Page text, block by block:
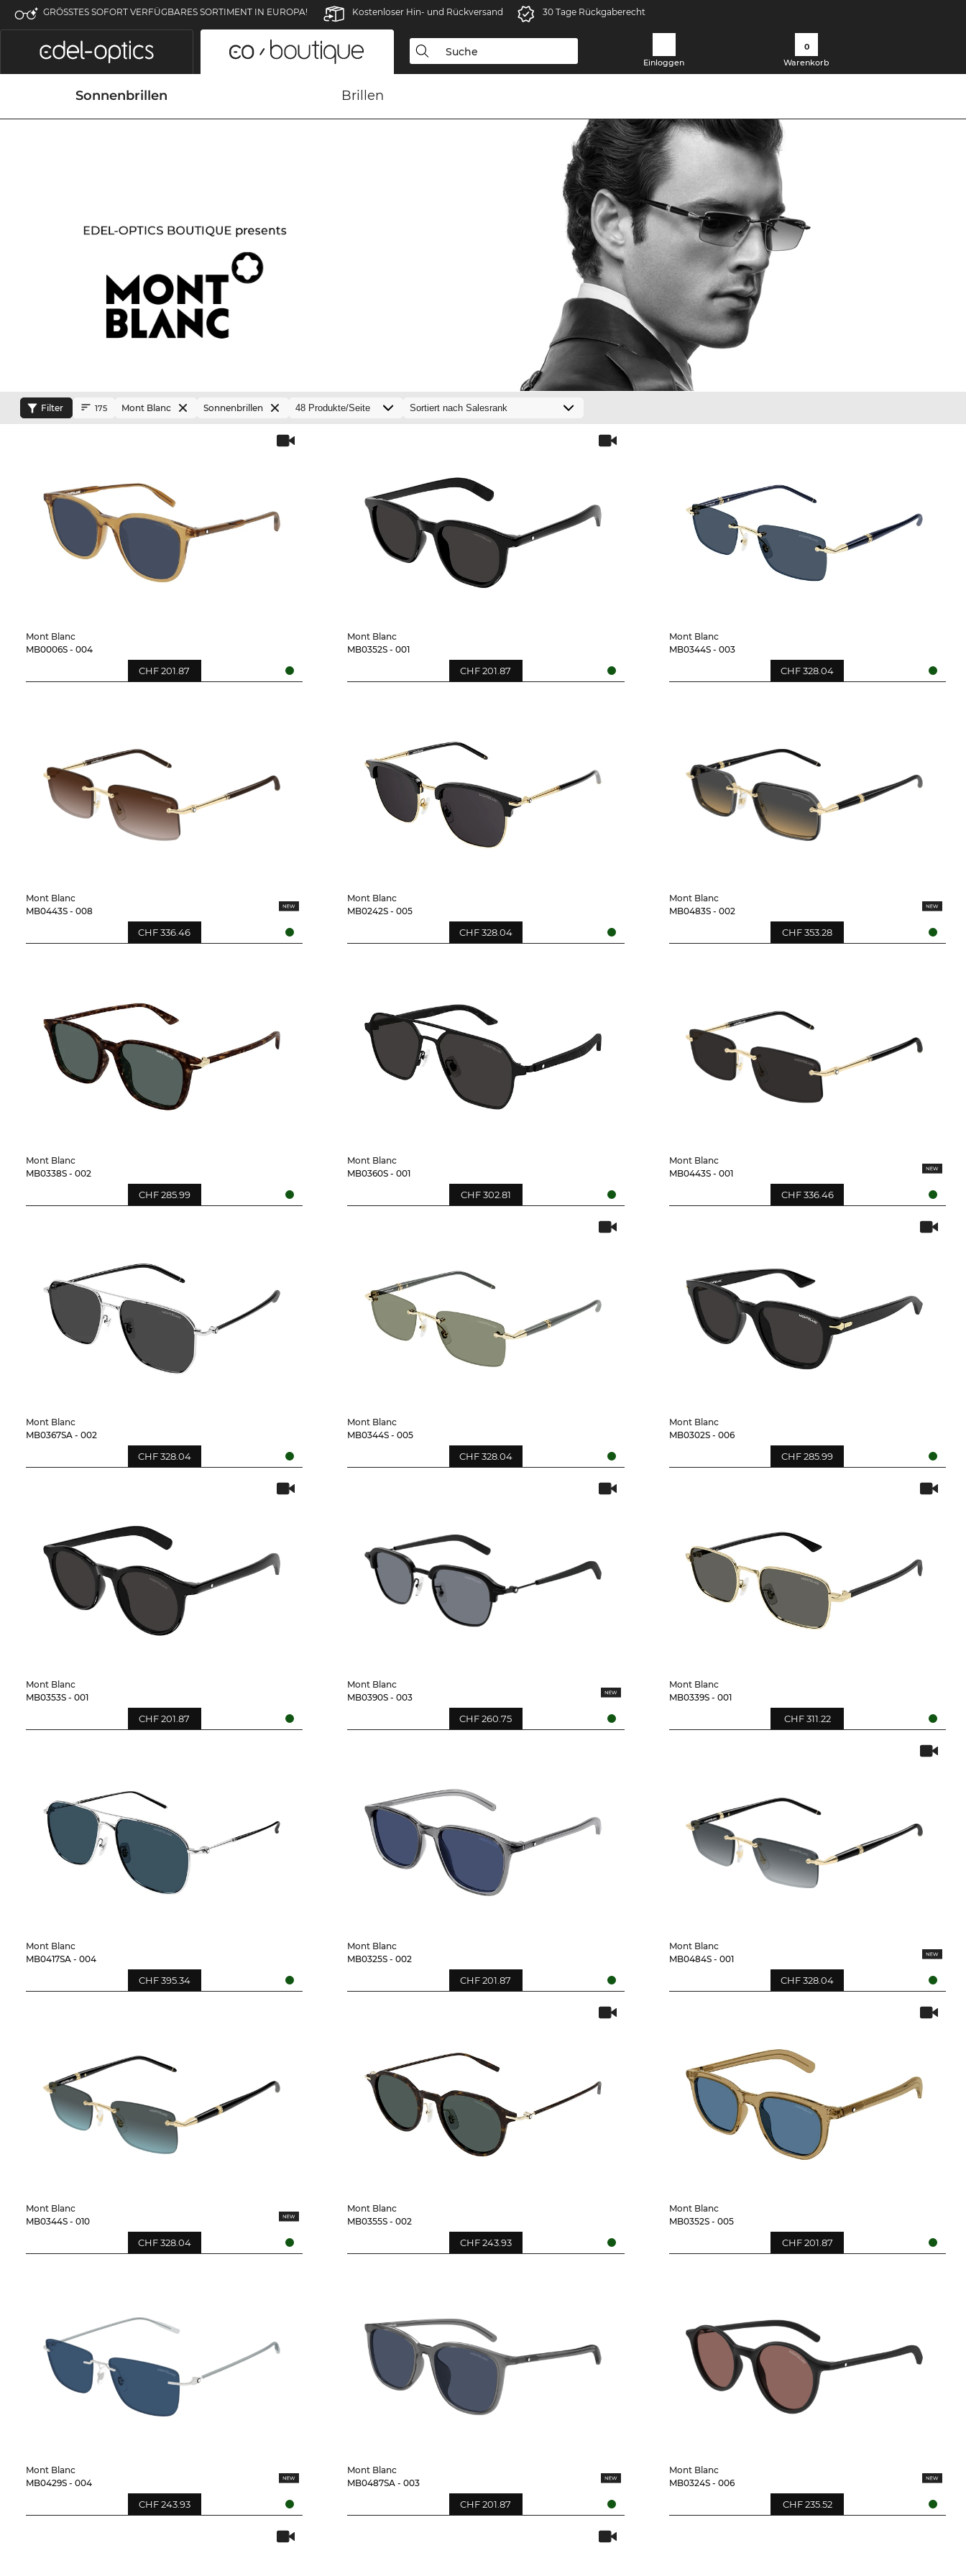
GRÖSSTES SOFORT VERFÜGBARES SORTIMENT IN EUROPA! Kostenloser Hin- und Rückversand 30 Tage Rückgaberecht
Einloggen
0
Warenkorb
Sonnenbrillen Brillen
Filter 175 Mont Blanc Sonnenbrillen
Mont Blanc
MB0006S - 004
CHF 201.87
Mont Blanc
MB0352S - 001
CHF 201.87
Mont Blanc
MB0344S - 003
CHF 328.04
Mont Blanc
MB0443S - 008
CHF 336.46
Mont Blanc
MB0242S - 005
CHF 328.04
Mont Blanc
MB0483S - 002
CHF 353.28
Mont Blanc
MB0338S - 002
CHF 285.99
Mont Blanc
MB0360S - 001
CHF 302.81
Mont Blanc
MB0443S - 001
CHF 336.46
Mont Blanc
MB0367SA - 002
CHF 328.04
Mont Blanc
MB0344S - 005
CHF 328.04
Mont Blanc
MB0302S - 006
CHF 285.99
Mont Blanc
MB0353S - 001
CHF 201.87
Mont Blanc
MB0390S - 003
CHF 260.75
Mont Blanc
MB0339S - 001
CHF 311.22
Mont Blanc
MB0417SA - 004
CHF 395.34
Mont Blanc
MB0325S - 002
CHF 201.87
Mont Blanc
MB0484S - 001
CHF 328.04
Mont Blanc
MB0344S - 010
CHF 328.04
Mont Blanc
MB0355S - 002
CHF 243.93
Mont Blanc
MB0352S - 005
CHF 201.87
Mont Blanc
MB0429S - 004
CHF 243.93
Mont Blanc
MB0487SA - 003
CHF 201.87
Mont Blanc
MB0324S - 006
CHF 235.52